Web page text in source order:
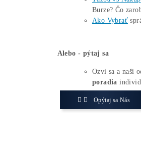
jasné, prečo by
spolupracovať pri
a kryptomenových
Zaujíma ťa Ťažba